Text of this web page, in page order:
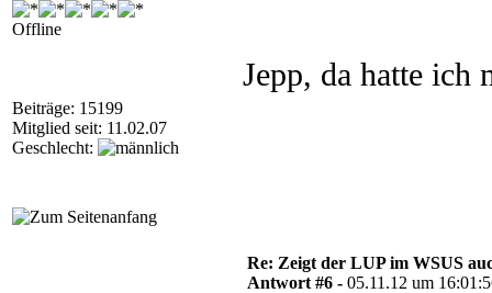
Offline
Beiträge: 15199
Mitglied seit: 11.02.07
Geschlecht:
Jepp, da hatte
Re: Zeigt der LUP im WSUS
Antwort #6 - 05.11.12 um